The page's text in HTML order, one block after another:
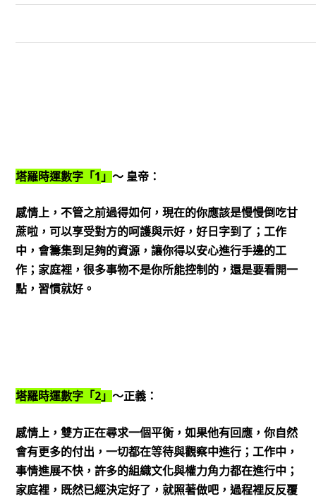
塔羅時運數字「1 」 ～ 皇帝：
感情上，不管之前過得如何，現在的你應該是慢慢倒吃甘
蔗啦，可以享受對方的呵護與示好，好日字到了；工作
中，會籌集到足夠的資源，讓你得以安心進行手邊的工
作；家庭裡，很多事物不是你所能控制的，還是要看開一
點，習慣就好。
塔羅時運數字「2」 ～正義：
感情上，雙方正在尋求一個平衡，如果他有回應，你自然
會有更多的付出，一切都在等待與觀察中進行；工作中，
事情進展不快，許多的組織文化與權力角力都在進行中；
家庭裡，既然已經決定好了，就照著做吧，過程裡反反覆